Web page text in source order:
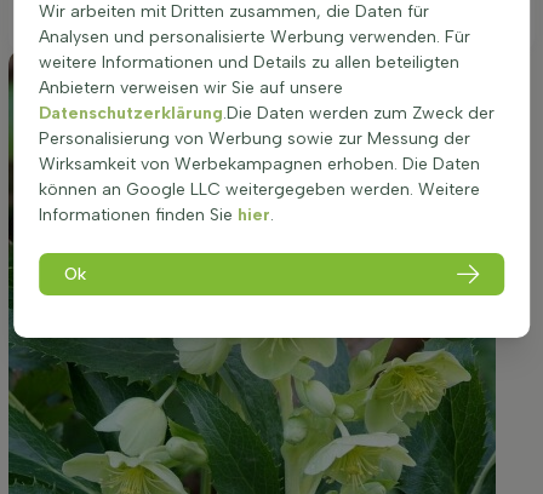
Mikroklima genießen kann.
Wir arbeiten mit Dritten zusammen, die Daten für
Analysen und personalisierte Werbung verwenden. Für
weitere Informationen und Details zu allen beteiligten
Anbietern verweisen wir Sie auf unsere
Datenschutzerklärung.Die Daten werden zum Zweck der
Personalisierung von Werbung sowie zur Messung der
Wirksamkeit von Werbekampagnen erhoben. Die Daten
können an Google LLC weitergegeben werden. Weitere
Informationen finden Sie hier.
Ok